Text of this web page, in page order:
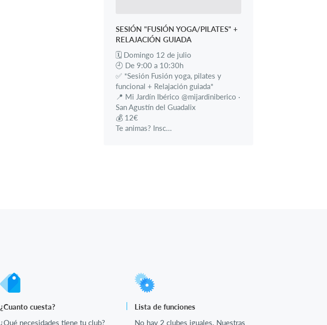
SESIÓN "FUSIÓN YOGA/PILATES" +
RELAJACIÓN GUIADA
🗓 Domingo 12 de julio
🕘 De 9:00 a 10:30h
✅ *Sesión Fusión yoga, pilates y
funcional + Relajación guiada*
📍 Mi Jardín Ibérico @mijardiniberico ·
San Agustín del Guadalix
💰 12€
Te animas? Insc...
¿Cuanto cuesta?
¿Qué necesidades tiene tu club?
Lista de funciones
No hay 2 clubes iguales. Nuestras